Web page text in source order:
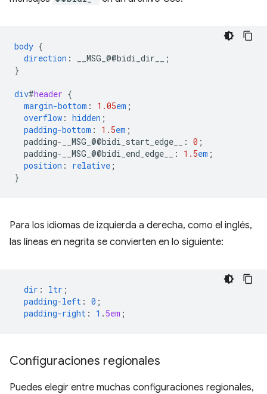
body {
direction : __MSG_ @@bidi_dir__
;
}
div#header {
margin-bottom : 1.05em ;
overflow : hidden ;
padding-bottom : 1.5em ;
padding-__MSG_@@bidi_start_edge__ : 0 ;
padding-__MSG_@@bidi_end_edge__ : 1.5em ;
position : relative ;
}
Para los idiomas de izquierda a derecha, como el inglés,
las líneas en negrita se convierten en lo siguiente:
dir : ltr ;
padding-left : 0 ;
padding-right : 1 . 5em ;
Configuraciones regionales
Puedes elegir entre muchas configuraciones regionales,